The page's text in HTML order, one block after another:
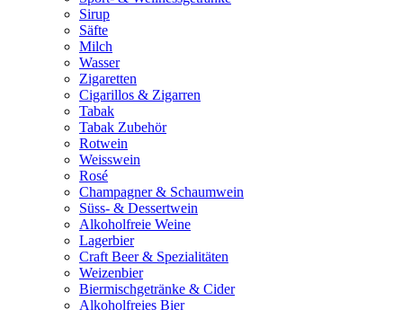
Sirup
Säfte
Milch
Wasser
Zigaretten
Cigarillos & Zigarren
Tabak
Tabak Zubehör
Rotwein
Weisswein
Rosé
Champagner & Schaumwein
Süss- & Dessertwein
Alkoholfreie Weine
Lagerbier
Craft Beer & Spezialitäten
Weizenbier
Biermischgetränke & Cider
Alkoholfreies Bier